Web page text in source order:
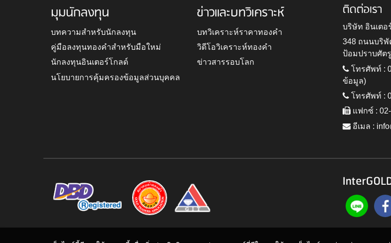
มุมนักลงทุน
บทความสำหรับนักลงทุน
คู่มือลงทุนทองคำสำหรับมือใหม่
นักลงทุนอินเตอร์โกลด์
นโยบายการคุ้มครองข้อมูลส่วนบุคคล
ข่าวและบทวิเคราะห์
บทวิเคราะห์ราคาทองคำ
วิดีโอวิเคราะห์ทองคำ
ข่าวสารรอบโลก
ติดต่อเรา
บริษัท อินเตอ
348 ถนนบริพั
ป้อมปราบศัต
โทรศัพท์ :
ข้อมูล)
โทรศัพท์ :
แฟกซ์ :
อีเมล :